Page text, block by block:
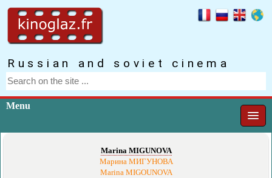
Russian and soviet cinema
Menu
Marina MIGUNOVA
Марина МИГУНОВА
Marina MIGOUNOVA